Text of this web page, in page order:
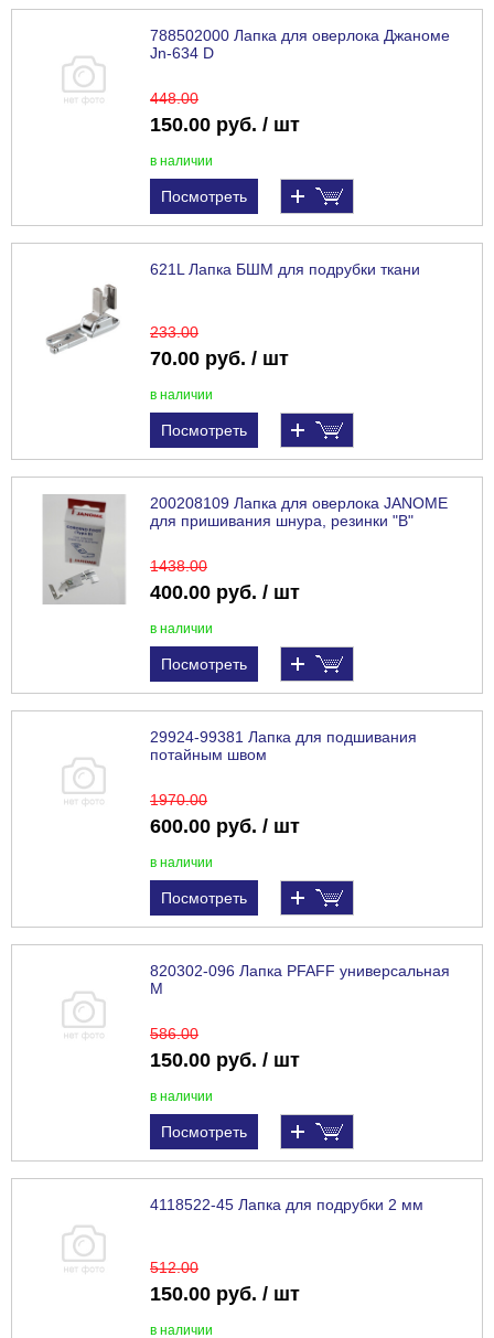
788502000 Лапка для оверлока Джаноме
Jn-634 D
448.00
150.00 руб. / шт
в наличии
Посмотреть
621L Лапка БШМ для подрубки ткани
233.00
70.00 руб. / шт
в наличии
Посмотреть
200208109 Лапка для оверлока JANOME
для пришивания шнура, резинки "В"
1438.00
400.00 руб. / шт
в наличии
Посмотреть
29924-99381 Лапка для подшивания
потайным швом
1970.00
600.00 руб. / шт
в наличии
Посмотреть
820302-096 Лапка PFAFF универсальная
М
586.00
150.00 руб. / шт
в наличии
Посмотреть
4118522-45 Лапка для подрубки 2 мм
512.00
150.00 руб. / шт
в наличии